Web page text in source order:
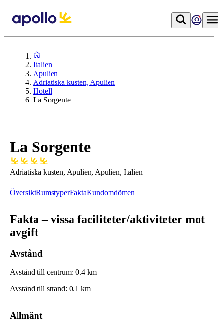
Italien
Apulien
Adriatiska kusten, Apulien
Hotell
La Sorgente
La Sorgente
Adriatiska kusten, Apulien, Apulien, Italien
ÖversiktRumstyperFaktaKundomdömen
Fakta – vissa faciliteter/aktiviteter mot
avgift
Avstånd
Avstånd till centrum: 0.4 km
Avstånd till strand: 0.1 km
Allmänt